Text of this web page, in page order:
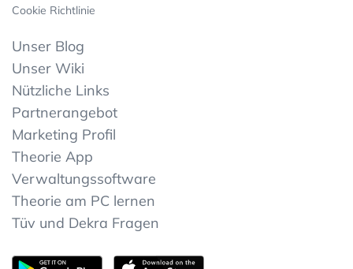
Cookie Richtlinie
Unser Blog
Unser Wiki
Nützliche Links
Partnerangebot
Marketing Profil
Theorie App
Verwaltungssoftware
Theorie am PC lernen
Tüv und Dekra Fragen